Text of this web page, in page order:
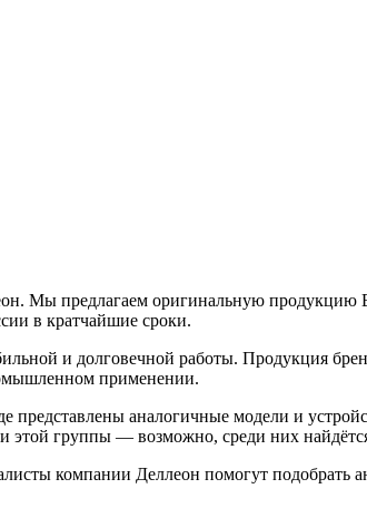
предлагаем оригинальную продукцию
в кратчайшие сроки.
и долговечной работы. Продукция
применении.
аналогичные модели и
этой группы — возможно, среди них
компании Деллеон помогут